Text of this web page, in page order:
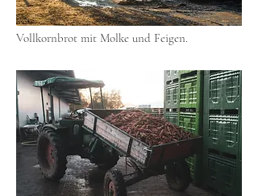
Vollkornbrot mit Molke und Feigen.